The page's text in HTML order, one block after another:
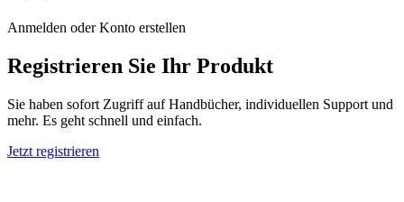
Anmelden oder Konto erstellen
Registrieren Sie Ihr Produkt
Sie haben sofort Zugriff auf Handbücher, individuellen Support und
mehr. Es geht schnell und einfach.
Jetzt registrieren